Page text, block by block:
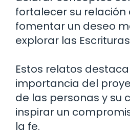
fortalecer su relación
fomentar un deseo
explorar las
Estos relatos
importancia del
de las personas y su
inspirar un
la fe.